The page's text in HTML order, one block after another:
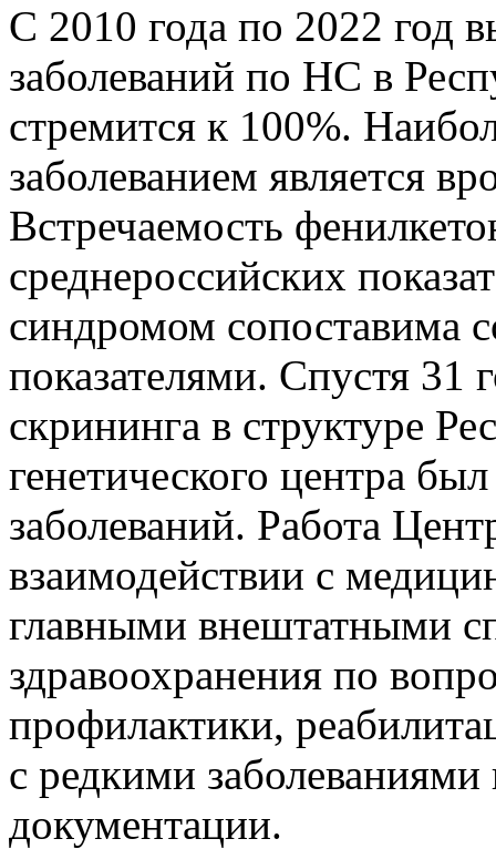
С 2010 года по 2022 год
заболеваний по НС в
стремится к 100%.
заболеванием является
Встречаемость
среднероссийских
синдромом сопоставима
показателями. Спустя 31
скрининга в структуре
генетического центра
заболеваний. Работа
взаимодействии с
главными внештатными
здравоохранения по
профилактики,
с редкими
документации.